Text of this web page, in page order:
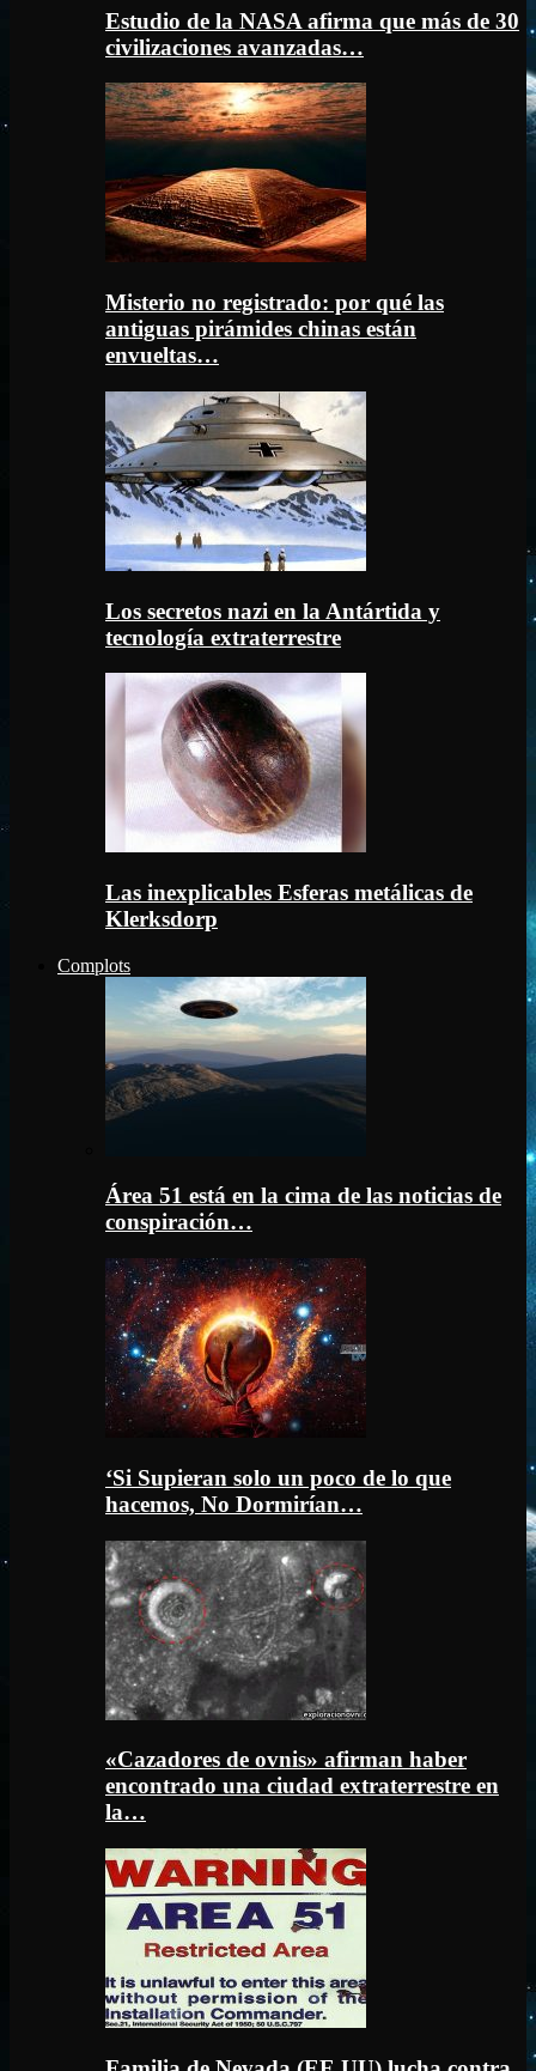
Estudio de la NASA afirma que más de 30
civilizaciones avanzadas…
Misterio no registrado: por qué las
antiguas pirámides chinas están
envueltas…
Los secretos nazi en la Antártida y
tecnología extraterrestre
Las inexplicables Esferas metálicas de
Klerksdorp
Complots
Área 51 está en la cima de las noticias de
conspiración…
‘Si Supieran solo un poco de lo que
hacemos, No Dormirían…
«Cazadores de ovnis» afirman haber
encontrado una ciudad extraterrestre en
la…